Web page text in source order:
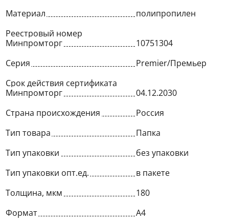
Материал
полипропилен
Реестровый номер
Минпромторг
10751304
Серия
Premier/Премьер
Срок действия сертификата
Минпромторг
04.12.2030
Страна происхождения
Россия
Тип товара
Папка
Тип упаковки
без упаковки
Тип упаковки опт.ед.
в пакете
Толщина, мкм
180
Формат
A4